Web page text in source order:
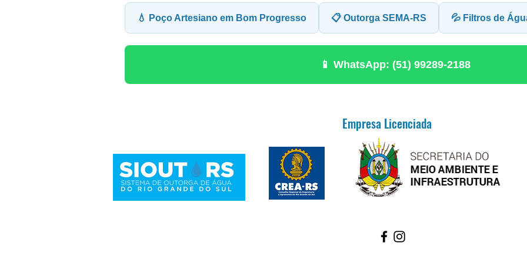
💧 Poço Artesiano em Bom Progresso 📋 Outorga SEMA-RS 💦 Filtros de
📱 WhatsApp: (51) 99289-2188
Empresa Licenciada